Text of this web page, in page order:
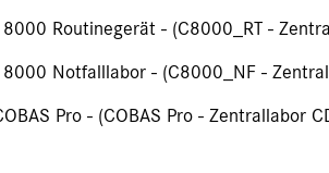
8000 Routinegerät - (C8000_RT -
8000 Notfalllabor - (C8000_NF -
Pro - (COBAS Pro - Zentrallabor